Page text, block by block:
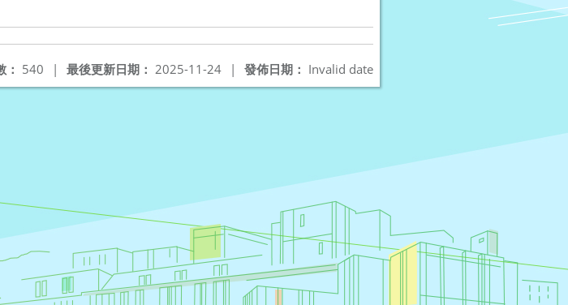
發佈日期： Invalid date
最後更新日期： 2025-11-24 |
： 540 |